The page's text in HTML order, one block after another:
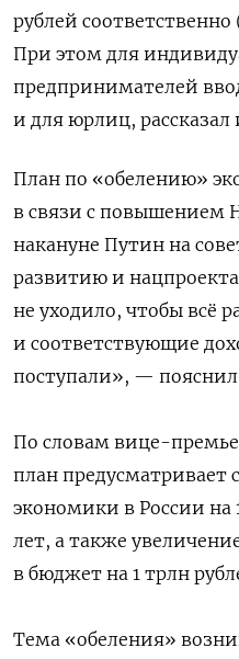
рублей соответственно
При этом для
предпринимателей
и для юрлиц,
План по «обелению»
в связи с повышением
накануне Путин на
развитию и
не уходило, чтобы всё
и соответствующие
поступали», — пояснил
По словам вице-
план предусматривает
экономики в России на
лет, а также
в бюджет на 1 трлн
Тема «обеления»